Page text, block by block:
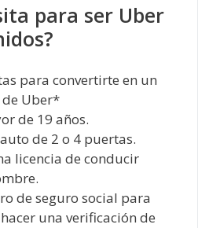
para ser Uber
para convertirte en un
Uber*
de 19 años.
de 2 o 4 puertas.
licencia de conducir
de seguro social para
una verificación de